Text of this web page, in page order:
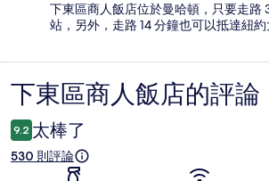
下東區商人飯店位於曼哈頓，只要走路
站，另外，走路 14 分鐘也可以抵達紐約
評
論
下東區商人飯店的評論
9.2 太棒了
530 則評論